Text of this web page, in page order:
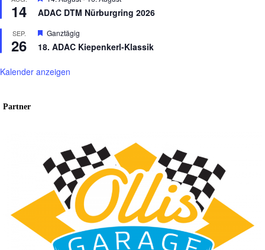
14 ADAC DTM Nürburgring 2026
SEP.
26
Hervorgehoben
Ganztägig
18. ADAC Kiepenkerl-Klassik
Kalender anzeigen
Partner